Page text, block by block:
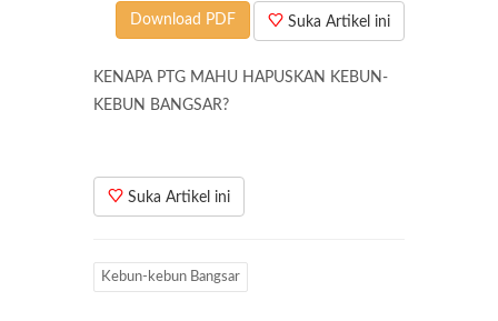
Suka Artikel ini
Download PDF
KENAPA PTG MAHU HAPUSKAN KEBUN-
KEBUN BANGSAR?
Suka Artikel ini
Kebun-kebun Bangsar